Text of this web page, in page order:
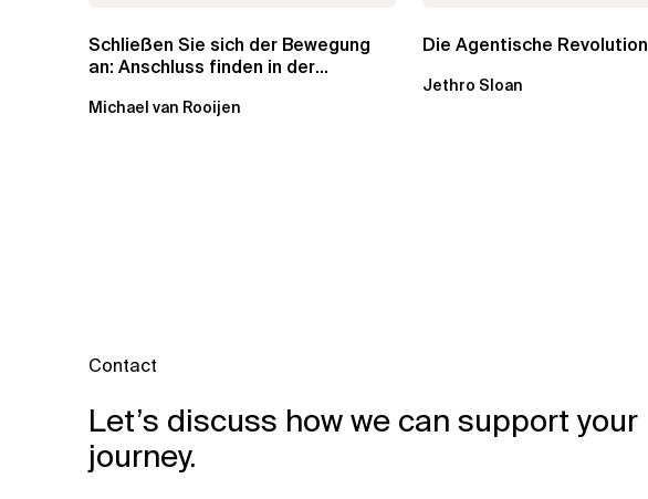
Schließen Sie sich der Bewegung
an: Anschluss finden in der
Michael van Rooijen
Die Agentische Revolution
Jethro Sloan
Contact
Let’s discuss how we can support your
journey.